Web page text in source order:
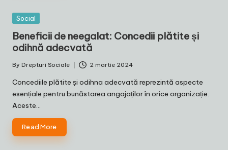
Posted
Social
Beneficii de neegalat: Concedii plătite și
odihnă adecvată
Posted
by
By Drepturi Sociale 2 martie 2024
Concediile plătite și odihna adecvată reprezintă aspecte
esențiale pentru bunăstarea angajaților în orice organizație.
Aceste…
Read More